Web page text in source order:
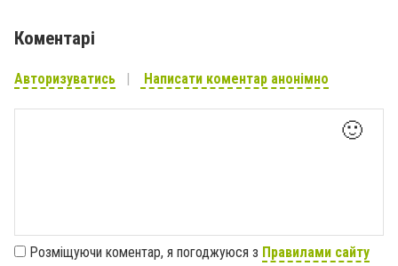
Коментарі
Авторизуватись Написати коментар анонімно
🙂
Розміщуючи коментар, я погоджуюся з Правилами сайту